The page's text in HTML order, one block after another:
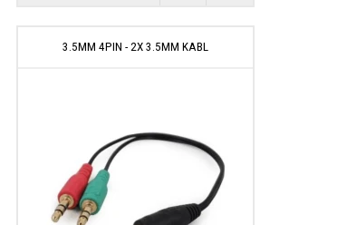
3.5MM 4PIN - 2X 3.5MM KABL